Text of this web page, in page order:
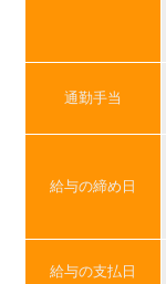
通勤手当
給与の締め日
給与の支払日